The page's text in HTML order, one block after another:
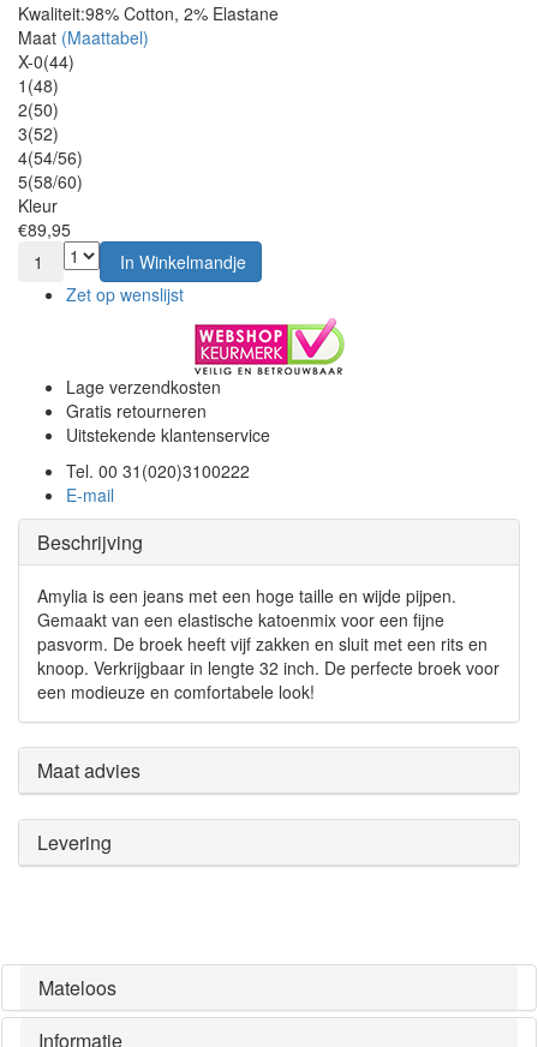
Kwaliteit:98% Cotton, 2% Elastane
Maat (Maattabel)
X-0(44)
1(48)
2(50)
3(52)
4(54/56)
5(58/60)
Kleur
€89,95
1
In Winkelmandje
Zet op wenslijst
Lage verzendkosten
Gratis retourneren
Uitstekende klantenservice
Tel. 00 31(020)3100222
E-mail
Beschrijving
Amylia is een jeans met een hoge taille en wijde pijpen.
Gemaakt van een elastische katoenmix voor een fijne
pasvorm. De broek heeft vijf zakken en sluit met een rits en
knoop. Verkrijgbaar in lengte 32 inch. De perfecte broek voor
een modieuze en comfortabele look!
Maat advies
Levering
Mateloos
Informatie